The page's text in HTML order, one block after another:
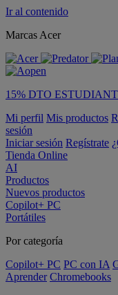
Ir al contenido
Marcas Acer
15% DTO
Mi perfil Mis productos
sesión
Iniciar sesión Regístrate
Tienda Online
AI
Productos
Nuevos productos
Copilot+ PC
Portátiles
Por categoría
Copilot+ PC PC con IA
Aprender Chromebooks